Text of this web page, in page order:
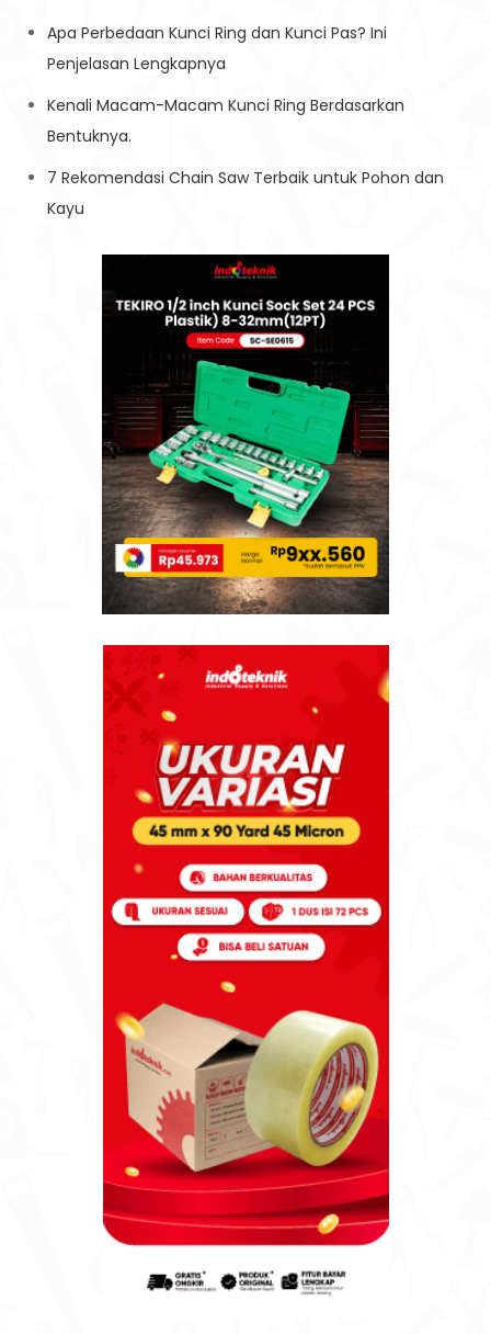
Apa Perbedaan Kunci Ring dan Kunci Pas? Ini
Penjelasan Lengkapnya
Kenali Macam-Macam Kunci Ring Berdasarkan
Bentuknya.
7 Rekomendasi Chain Saw Terbaik untuk Pohon dan
Kayu